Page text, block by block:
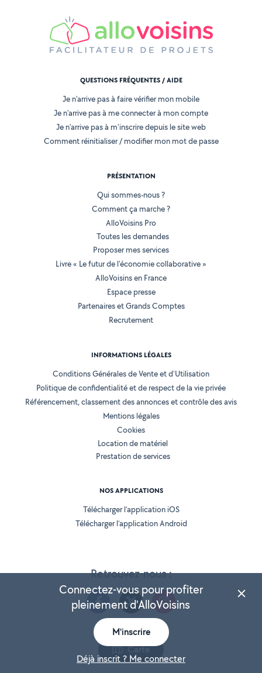
Carte
Retrouvez-nous :
QUESTIONS FRÉQUENTES / AIDE
Je n'arrive pas à faire vérifier mon mobile
Je n'arrive pas à me connecter à mon compte
Je n'arrive pas à m'inscrire depuis le site web
Comment réinitialiser / modifier mon mot de passe
PRÉSENTATION
Qui sommes-nous ?
Comment ça marche ?
AlloVoisins Pro
Toutes les demandes
Proposer mes services
Livre « Le futur de l'économie collaborative »
AlloVoisins en France
Espace presse
Partenaires et Grands Comptes
Recrutement
INFORMATIONS LÉGALES
Conditions Générales de Vente et d'Utilisation
Politique de confidentialité et de respect de la vie privée
Référencement, classement des annonces et contrôle des avis
Mentions légales
Cookies
Location de matériel
Prestation de services
NOS APPLICATIONS
Télécharger l’application iOS
Télécharger l’application Android
Connectez-vous pour profiter
pleinement d'AlloVoisins
M'inscrire
Déjà inscrit ? Me connecter